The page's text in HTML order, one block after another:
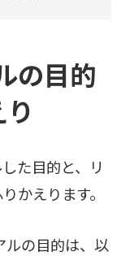
の目的
た目的と、リ
かえります。
ルの目的は、以